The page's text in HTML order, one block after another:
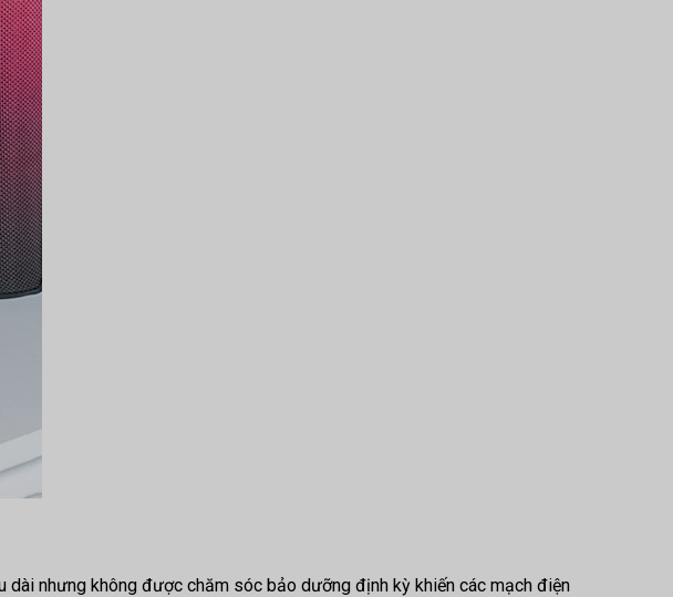
nhưng không được chăm sóc bảo dưỡng định kỳ khiến các mạch điện